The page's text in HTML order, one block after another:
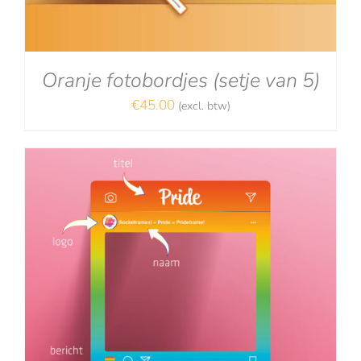
Oranje fotobordjes (setje van 5)
€45.00 (excl. btw)